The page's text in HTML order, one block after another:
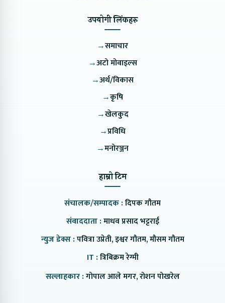
उपयोगी लिंकहरु
→समाचार
→अटो मोवाइल्स
→अर्थ/विकास
→कृषि
→खेलकुद
→प्रविधि
→मनोरञ्जन
हाम्रो टिम
संचालक/सम्पादक :दिपक गौतम
संवाददाता :माधव प्रसाद भट्टराई
न्युज डेक्स :पवित्रा उप्रेती, इश्वर गौतम, मौसम गौतम
IT :त्रिबिक्रम रेग्मी
सल्लाहकार :गोपाल आले मगर, रोशन पोखरेल